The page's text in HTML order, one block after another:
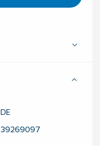
DE
39269097